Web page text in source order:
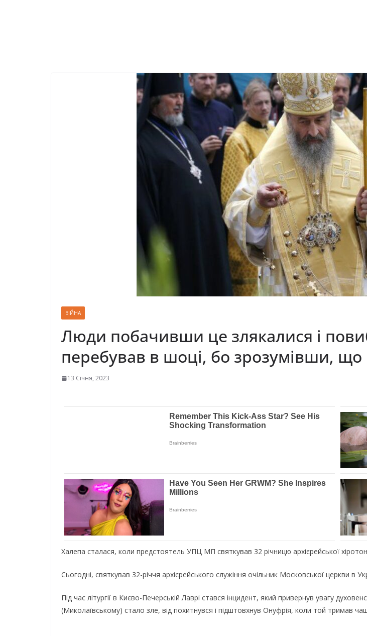
ВІЙНА
Люди побачивши це злякалися і
перебував в шоці, бо зрoзyмiвши, що
13 Січня, 2023
Халепа сталася, коли предстоятель УПЦ МП святкував 32 річницю архієрейської
Сьогодні, святкував 32-річчя архієрейського служіння очільник Московської церкви в
Під час літургії в Києво-Печерській Лаврі стався інцидент, який привернув увагу
(Миколаївському) стало зле, від похитнувся і підштовхнув Онуфрія, коли той тримав